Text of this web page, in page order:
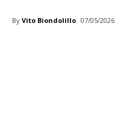
By Vito Biondolillo 07/05/2026